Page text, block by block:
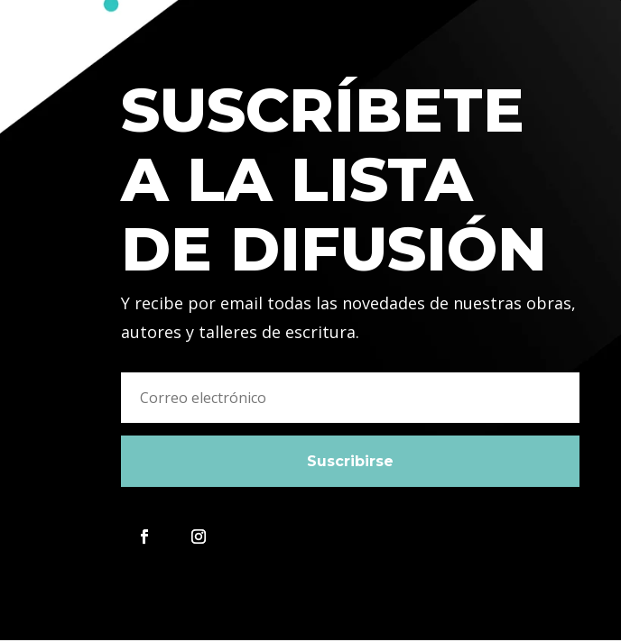
SUSCRÍBETE
A LA LISTA
DE DIFUSIÓN
Y recibe por email todas las novedades de nuestras obras,
autores y talleres de escritura.
Suscribirse